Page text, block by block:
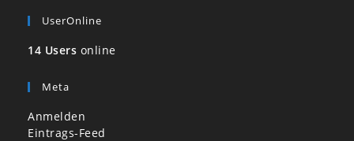
UserOnline
14 Users online
Meta
Anmelden
Eintrags-Feed